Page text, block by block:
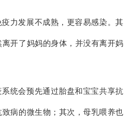
力发展不成熟，更容易感染。其
开了妈妈的身体，并没有离开妈
统会预先通过胎盘和宝宝共享抗
病的微生物；其次，母乳喂养也